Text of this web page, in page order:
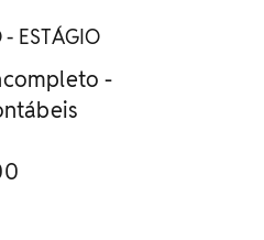
ESTÁGIO
-